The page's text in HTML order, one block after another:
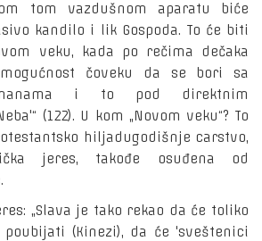
tom vazdušnom aparatu biće
kandilo i lik Gospoda. To će biti
veku, kada po rečima dečaka
čoveku da se bori sa
i to pod direktnim
(122). U kom „Novom veku“? To
hiljadugodišnje carstvo,
jeres, takođe osuđena od
je tako rekao da će toliko
(Kinezi), da će 'sveštenici